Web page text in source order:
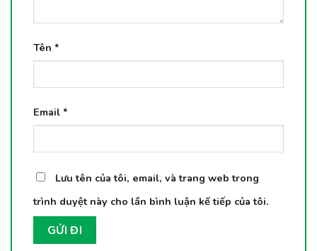
Tên *
Email *
Lưu tên của tôi, email, và trang web trong
trình duyệt này cho lần bình luận kế tiếp của tôi.